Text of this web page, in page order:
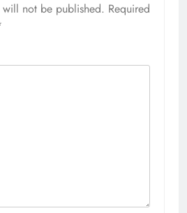
will not be published. Required